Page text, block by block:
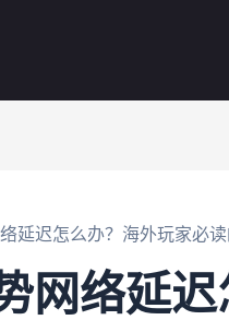
延迟怎么办？海外玩家必
网络延迟